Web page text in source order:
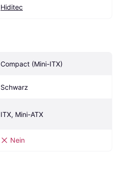
Hiditec
Compact (Mini-ITX)
Schwarz
ITX, Mini-ATX
Nein